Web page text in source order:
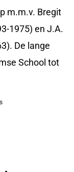
m.m.v. Bregit
1975) en J.A.
De lange
School tot